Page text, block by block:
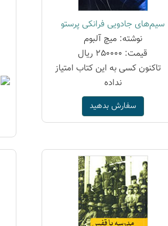
سیم‌های جادویی فرانکی پرستو
نوشته: میچ آلبوم
قیمت: 250000 ریال
سفارش بدهید